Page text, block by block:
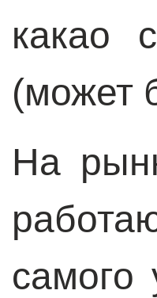
какао
(может
На
самого